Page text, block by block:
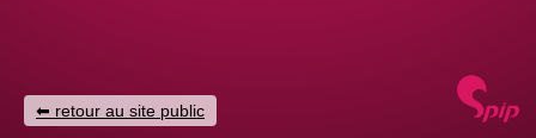
retour au site public